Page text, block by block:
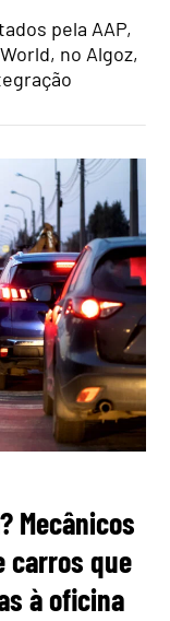
pela AAP,
no Algoz,
Mecânicos
carros que
à oficina